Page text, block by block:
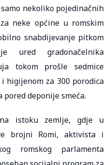
nekoliko pojedinačnih
neke općine u romskim
snabdijevanje pitkom
ured gradonačelnika
tokom prošle sedmice
higijenom za 300 porodica
deponije smeća.
istoku zemlje, gdje u
brojni Romi, aktivista i
romskog parlamenta